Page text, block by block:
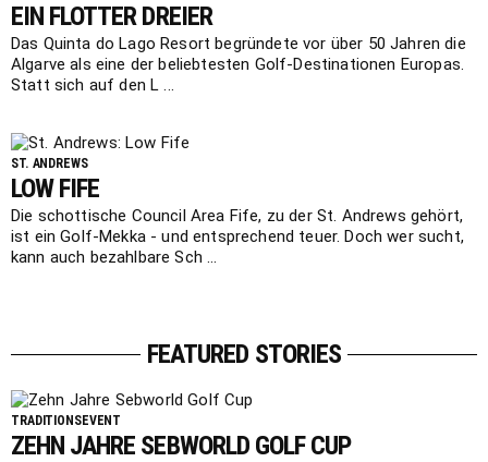
EIN FLOTTER DREIER
Das Quinta do Lago Resort begründete vor über 50 Jahren die
Algarve als eine der beliebtesten Golf-Destinationen Europas.
Statt sich auf den L ...
ST. ANDREWS
LOW FIFE
Die schottische Council Area Fife, zu der St. Andrews gehört,
ist ein Golf-Mekka - und entsprechend teuer. Doch wer sucht,
kann auch bezahlbare Sch ...
FEATURED STORIES
TRADITIONSEVENT
ZEHN JAHRE SEBWORLD GOLF CUP